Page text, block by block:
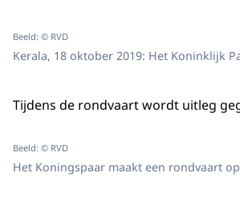
Beeld: © RVD
Kerala, 18 oktober 2019: Het Koninklijk
Tijdens de rondvaart wordt uitleg
Beeld: © RVD
Het Koningspaar maakt een rondvaart